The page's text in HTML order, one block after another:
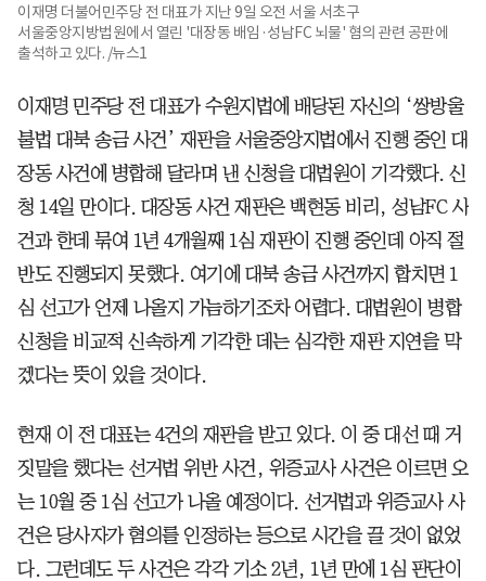
이재명 더불어민주당 전 대표가 지난 9일 오전 서울 서초구
서울중앙지방법원에서 열린 '대장동 배임·성남FC 뇌물' 혐의 관련 공판에
출석하고 있다. /뉴스1
이재명 민주당 전 대표가 수원지법에 배당된 자신의 ‘쌍방울
불법 대북 송금 사건’ 재판을 서울중앙지법에서 진행 중인 대
장동 사건에 병합해 달라며 낸 신청을 대법원이 기각했다. 신
청 14일 만이다. 대장동 사건 재판은 백현동 비리, 성남FC 사
건과 한데 묶여 1년 4개월째 1심 재판이 진행 중인데 아직 절
반도 진행되지 못했다. 여기에 대북 송금 사건까지 합치면 1
심 선고가 언제 나올지 가늠하기조차 어렵다. 대법원이 병합
신청을 비교적 신속하게 기각한 데는 심각한 재판 지연을 막
겠다는 뜻이 있을 것이다.
현재 이 전 대표는 4건의 재판을 받고 있다. 이 중 대선 때 거
짓말을 했다는 선거법 위반 사건, 위증교사 사건은 이르면 오
는 10월 중 1심 선고가 나올 예정이다. 선거법과 위증교사 사
건은 당사자가 혐의를 인정하는 등으로 시간을 끌 것이 없었
다. 그런데도 두 사건은 각각 기소 2년, 1년 만에 1심 판단이